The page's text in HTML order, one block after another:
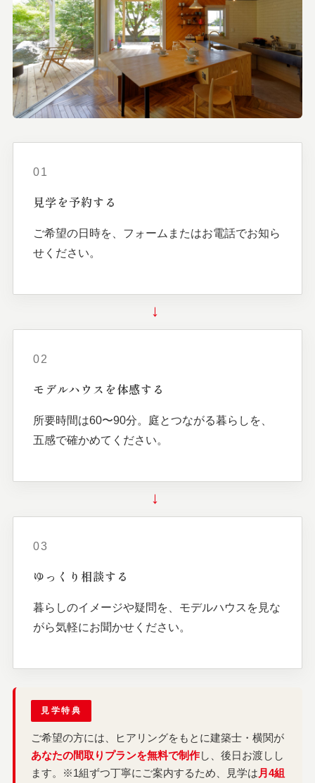
01
見学を予約する
ご希望の日時を、フォームまたはお電話でお知ら
せください。
→
02
モデルハウスを体感する
所要時間は60〜90分。庭とつながる暮らしを、
五感で確かめてください。
→
03
ゆっくり相談する
暮らしのイメージや疑問を、モデルハウスを見な
がら気軽にお聞かせください。
見学特典
ご希望の方には、ヒアリングをもとに建築士・横関が
あなたの間取りプランを無料で制作し、後日お渡しし
ます。※1組ずつ丁寧にご案内するため、見学は 月4組